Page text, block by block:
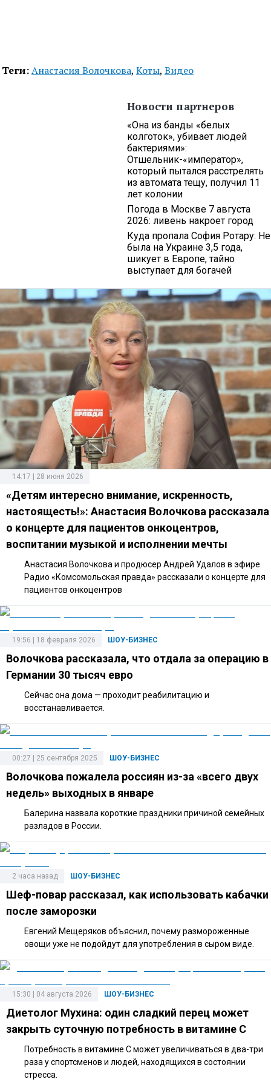
Теги:Анастасия Волочкова, Коты, Видео
Новости партнеров
«Она из банды «белых
колготок», убивает людей
бактериями»:
Отшельник-«император»,
который пытался расстрелять
из автомата тещу, получил 11
лет колонии
Погода в Москве 7 августа
2026: ливень накроет город
Куда пропала София Ротару: Не
была на Украине 3,5 года,
шикует в Европе, тайно
выступает для богачей
14:17 | 28 июня 2026
«Детям интересно внимание, искренность,
настоящесть!»: Анастасия Волочкова рассказала
о концерте для пациентов онкоцентров,
воспитании музыкой и исполнении мечты
Анастасия Волочкова и продюсер Андрей Удалов в эфире
Радио «Комсомольская правда» рассказали о концерте для
пациентов онкоцентров
ШОУ-БИЗНЕС
19:56 | 18 февраля 2026
Волочкова рассказала, что отдала за операцию в
Германии 30 тысяч евро
Сейчас она дома — проходит реабилитацию и
восстанавливается.
ШОУ-БИЗНЕС
00:27 | 25 сентября 2025
Волочкова пожалела россиян из-за «всего двух
недель» выходных в январе
Балерина назвала короткие праздники причиной семейных
разладов в России.
ШОУ-БИЗНЕС
2 часа назад
Шеф-повар рассказал, как использовать кабачки
после заморозки
Евгений Мещеряков объяснил, почему размороженные
овощи уже не подойдут для употребления в сыром виде.
ШОУ-БИЗНЕС
15:30 | 04 августа 2026
Диетолог Мухина: один сладкий перец может
закрыть суточную потребность в витамине C
Потребность в витамине C может увеличиваться в два-три
раза у спортсменов и людей, находящихся в состоянии
стресса.